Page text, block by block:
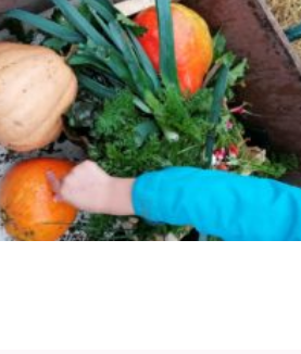
de l'air Economie locale